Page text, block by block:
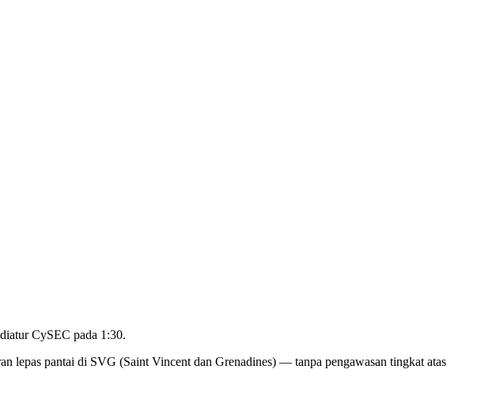
CySEC pada 1:30.
lepas pantai di SVG (Saint Vincent dan Grenadines) — tanpa pengawasan tingkat atas